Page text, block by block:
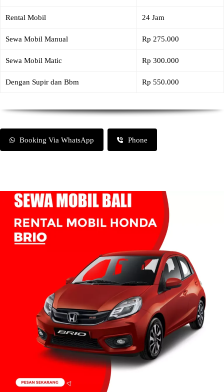
Rental Mobil 24 Jam
Sewa Mobil Manual Rp 275.000
Sewa Mobil Matic Rp 300.000
Dengan Supir dan Bbm Rp 550.000
Booking Via WhatsApp Phone